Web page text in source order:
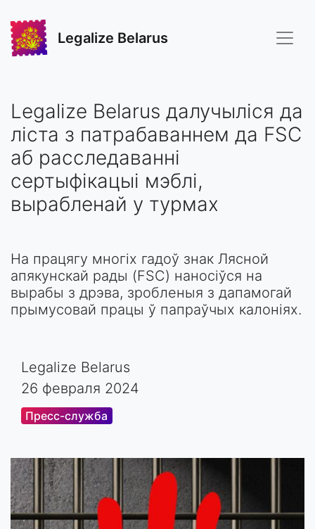
Legalize Belarus
Legalize Belarus далучыліся да
ліста з патрабаваннем да FSC
аб расследаванні
сертыфікацыі мэблі,
вырабленай у турмах
На працягу многіх гадоў знак Лясной
апякунскай рады (FSC) наносіўся на
вырабы з дрэва, зробленыя з дапамогай
прымусовай працы ў папраўчых калоніях.
Legalize Belarus
26 февраля 2024
Пресс-служба